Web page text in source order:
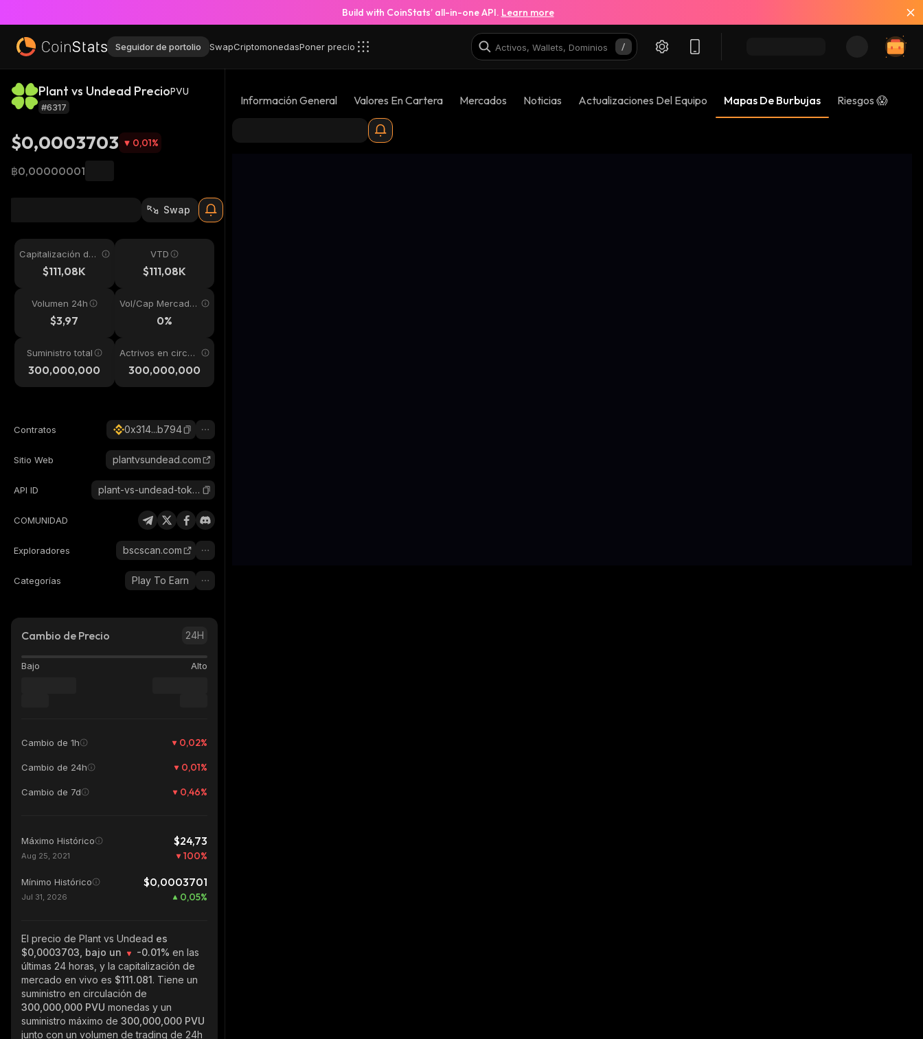
Build with CoinStats’ all-in-one API. Learn more
Seguidor de portolio SwapCriptomonedasPoner precio
Plant vs Undead PrecioPVU
#6317
$0,0003703 0,01%
฿0,00000001
Swap
Capitalización de
mercado$111,08K
VTD
$111,08K
Volumen 24h
$3,97
Vol/Cap Mercado
0%
Suministro total
300,000,000
Actrivos en circul
ación
300,000,000
Contratos 0x314...b794
Sitio Web plantvsundead.com
API ID plant-vs-undead-token
COMUNIDAD
Exploradores bscscan.com
Categorías Play To Earn
Cambio de Precio 24H
Bajo Alto
Cambio de 1h 0,02%
Cambio de 24h 0,01%
Cambio de 7d 0,46%
Máximo Histórico $24,73
Aug 25, 2021 100%
Mínimo Histórico $0,0003701
Jul 31, 2026 0,05%
El precio de Plant vs Undead es
$0,0003703, bajo un
-0.01% en las
últimas 24 horas, y la capitalización de
mercado en vivo es $111.081. Tiene un
suministro en circulación de
300,000,000 PVU monedas y un
suministro máximo de 300,000,000 PVU
junto con un volumen de trading de 24h
Información General Valores En Cartera Mercados Noticias Actualizaciones Del Equipo Mapas De Burbujas Riesgos 😱